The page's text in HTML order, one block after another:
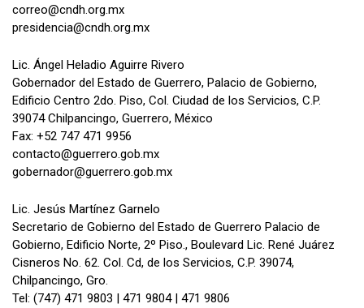
correo@cndh.org.mx
presidencia@cndh.org.mx
Lic. Ángel Heladio Aguirre Rivero
Gobernador del Estado de Guerrero, Palacio de Gobierno,
Edificio Centro 2do. Piso, Col. Ciudad de los Servicios, C.P.
39074 Chilpancingo, Guerrero, México
Fax: +52 747 471 9956
contacto@guerrero.gob.mx
gobernador@guerrero.gob.mx
Lic. Jesús Martínez Garnelo
Secretario de Gobierno del Estado de Guerrero Palacio de
Gobierno, Edificio Norte, 2º Piso., Boulevard Lic. René Juárez
Cisneros No. 62. Col. Cd, de los Servicios, C.P. 39074,
Chilpancingo, Gro.
Tel: (747) 471 9803 | 471 9804 | 471 9806